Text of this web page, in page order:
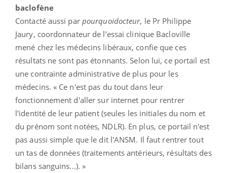
baclofène
Contacté aussi par pourquoidocteur, le Pr Philippe
Jaury, coordonnateur de l’essai clinique Bacloville
mené chez les médecins libéraux, confie que ces
résultats ne sont pas étonnants. Selon lui, ce portail est
une contrainte administrative de plus pour les
médecins. « Ce n'est pas du tout dans leur
fonctionnement d'aller sur internet pour rentrer
l'identité de leur patient (seules les initiales du nom et
du prénom sont notées, NDLR). En plus, ce portail n'est
pas aussi simple que le dit l'ANSM. Il faut rentrer tout
un tas de données (traitements antérieurs, résultats des
bilans sanguins...). »